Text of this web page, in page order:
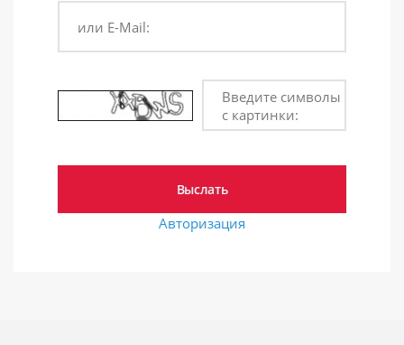
или E-Mail:
Введите символы
с картинки:
Авторизация